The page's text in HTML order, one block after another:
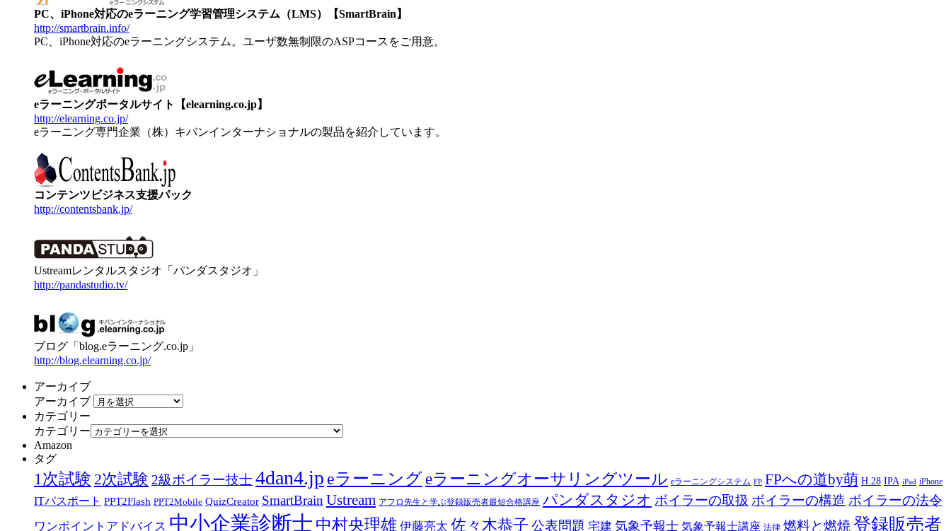
PC、iPhone対応のeラーニング学習管理システム（LMS）【SmartBrain】
http://smartbrain.info/
PC、iPhone対応のeラーニングシステム。ユーザ数無制限のASPコースをご用意。
eラーニングポータルサイト【elearning.co.jp】
http://elearning.co.jp/
eラーニング専門企業（株）キバンインターナショナルの製品を紹介しています。
コンテンツビジネス支援パック
http://contentsbank.jp/
Ustreamレンタルスタジオ「パンダスタジオ」
http://pandastudio.tv/
ブログ「blog.eラーニング.co.jp」
http://blog.elearning.co.jp/
アーカイブ
アーカイブ
カテゴリー
カテゴリー
Amazon
タグ
1次試験 2次試験 2級ボイラー技士4dan4.jp eラーニング eラーニングオーサリングツール eラーニングシステム FP FPへの道by萌 H.28 IPA iPad iPhone
ITパスポート PPT2Flash PPT2Mobile QuizCreator SmartBrain Ustream アフロ先生と学ぶ登録販売者最短合格講座 パンダスタジオ ボイラーの取扱 ボイラーの構造 ボイラーの法令
ワンポイントアドバイス 中小企業診断士 中村央理雄 伊藤亮太 佐々木恭子 公表問題 宅建 気象予報士 気象予報士講座 法律 燃料と燃焼 登録販売者